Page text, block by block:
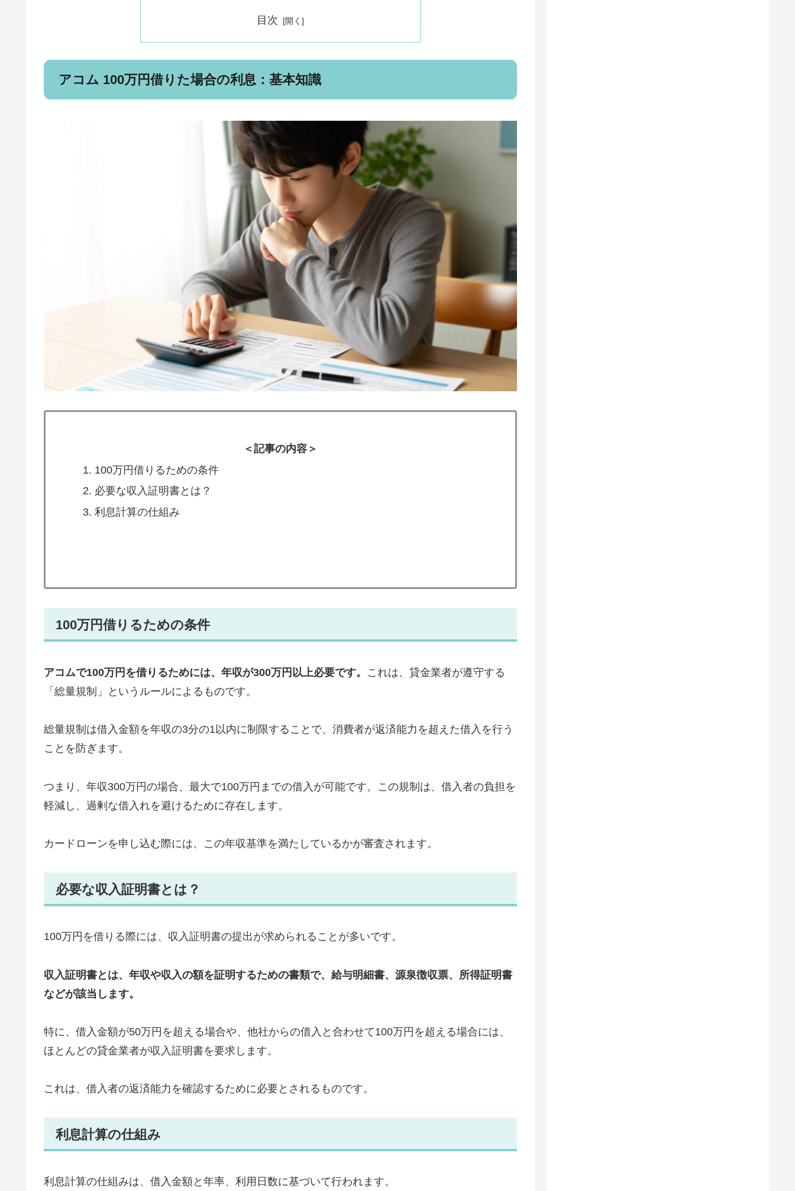
目次
アコム 100万円借りた場合の利息：基本知識
＜記事の内容＞
100万円借りるための条件
必要な収入証明書とは？
利息計算の仕組み
100万円借りるための条件
アコムで100万円を借りるためには、年収が300万円以上必要です。 これは、貸金業者が遵守する
「総量規制」というルールによるものです。
総量規制は借入金額を年収の3分の1以内に制限することで、消費者が返済能力を超えた借入を行う
ことを防ぎます。
つまり、年収300万円の場合、最大で100万円までの借入が可能です。この規制は、借入者の負担を
軽減し、過剰な借入れを避けるために存在します。
カードローンを申し込む際には、この年収基準を満たしているかが審査されます。
必要な収入証明書とは？
100万円を借りる際には、収入証明書の提出が求められることが多いです。
収入証明書とは、年収や収入の額を証明するための書類で、給与明細書、源泉徴収票、所得証明書
などが該当します。
特に、借入金額が50万円を超える場合や、他社からの借入と合わせて100万円を超える場合には、
ほとんどの貸金業者が収入証明書を要求します。
これは、借入者の返済能力を確認するために必要とされるものです。
利息計算の仕組み
利息計算の仕組みは、借入金額と年率、利用日数に基づいて行われます。